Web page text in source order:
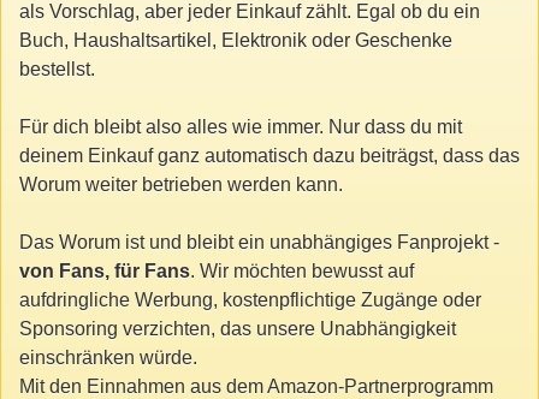
als Vorschlag, aber jeder Einkauf zählt. Egal ob du ein
Buch, Haushaltsartikel, Elektronik oder Geschenke
bestellst.
Für dich bleibt also alles wie immer. Nur dass du mit
deinem Einkauf ganz automatisch dazu beiträgst, dass das
Worum weiter betrieben werden kann.
Das Worum ist und bleibt ein unabhängiges Fanprojekt -
von Fans, für Fans. Wir möchten bewusst auf
aufdringliche Werbung, kostenpflichtige Zugänge oder
Sponsoring verzichten, das unsere Unabhängigkeit
einschränken würde.
Mit den Einnahmen aus dem Amazon-Partnerprogramm